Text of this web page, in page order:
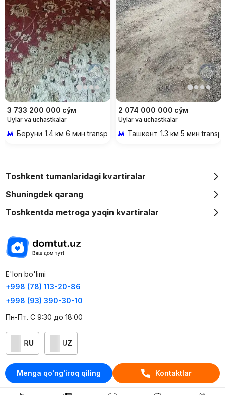
Menga qo'ng'iroq qiling Kontaktlar
3 733 200 000 сўм
Uylar va uchastkalar
Беруни 1.4 км 6 мин transportda
2 074 000 000 сўм
Uylar va uchastkalar
Ташкент 1.3 км 5 мин
Toshkent tumanlaridagi kvartiralar
Shuningdek qarang
Toshkentda metroga yaqin kvartiralar
E'lon bo'limi
+998 (78) 113-20-86
+998 (93) 390-30-10
Пн-Пт. С 9:30 до 18:00
RU UZ
Kontaktlar